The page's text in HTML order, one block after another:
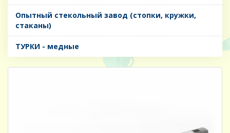
Опытный стекольный завод (стопки, кружки,
стаканы)
ТУРКИ - медные